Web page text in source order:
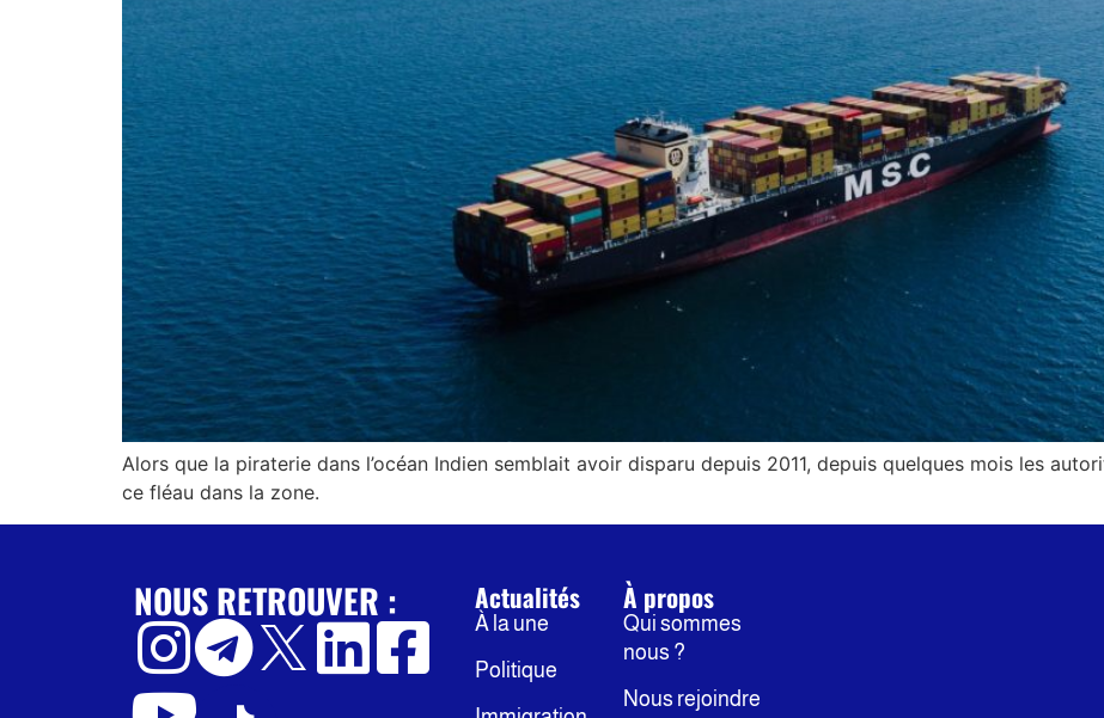
Alors que la piraterie dans l’océan Indien semblait avoir disparu depuis 2011, depuis quelques mois les
ce fléau dans la zone.
NOUS RETROUVER : Actualités
À la une
Politique
À propos
Qui sommes
nous ?
Nous rejoindre